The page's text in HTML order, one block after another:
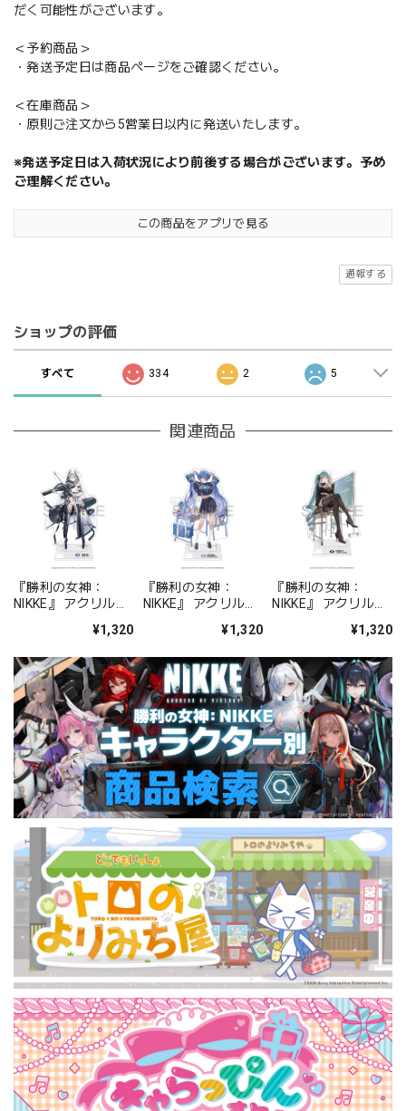
だく可能性がございます。
＜予約商品＞
・発送予定日は商品ページをご確認ください。
＜在庫商品＞
・原則ご注文から5営業日以内に発送いたします。
※発送予定日は入荷状況により前後する場合がございます。予め
ご理解ください。
この商品をアプリで見る
通報する
ショップの評価
すべて 334 2 5
関連商品
『勝利の女神：
NIKKE』 アクリルス
¥1,320
『勝利の女神：
NIKKE』 アクリルス
ォーチュンメイト
¥1,320
『勝利の女神：
NIKKE』 アクリルス
シャープレッスン
¥1,320